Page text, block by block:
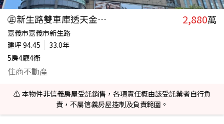
㊣新生路雙車庫透天金店面 2,880萬
嘉義市嘉義市新生路
建坪 94.45
33.0年
5房4廳4衛
住商不動產
⚠️ 本物件非信義房屋受託銷售，各項責任概由該受託業者自行負
責，不屬信義房屋控制及負責範圍。